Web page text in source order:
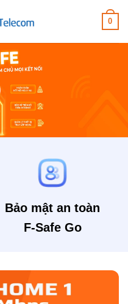
0
Bảo mật an toàn
F-Safe Go